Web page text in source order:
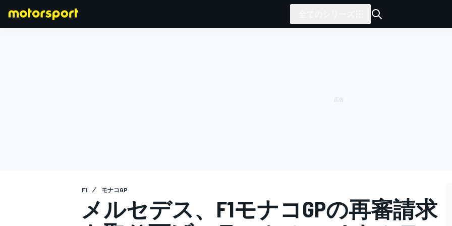
F1 モナコGP
メルセデス、F1モナコGPの再審請求